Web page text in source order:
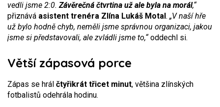
vedli jsme 2:0.Závěrečná čtvrtina už ale byla na morál,“
přiznává asistent trenéra Zlína Lukáš Motal. „V naší hře
už bylo hodně chyb, neměli jsme správnou organizaci, jakou
jsme si představovali, ale zvládli jsme to,“oddechl si.
Větší zápasová porce
Zápas se hrál čtyřikrát třicet minut, většina zlínských
fotbalistů odehrála hodinu.